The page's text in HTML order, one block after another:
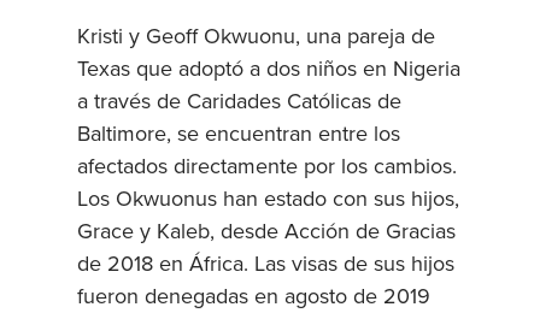
Kristi y Geoff Okwuonu, una pareja de
Texas que adoptó a dos niños en Nigeria
a través de Caridades Católicas de
Baltimore, se encuentran entre los
afectados directamente por los cambios.
Los Okwuonus han estado con sus hijos,
Grace y Kaleb, desde Acción de Gracias
de 2018 en África. Las visas de sus hijos
fueron denegadas en agosto de 2019